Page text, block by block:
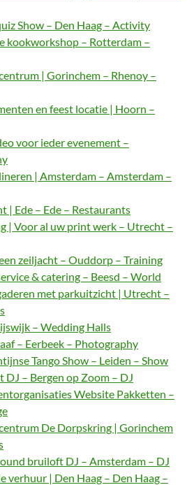
Show – Den Haag – Activity
kookworkshop – Rotterdam –
| Gorinchem – Rhenoy –
en feest locatie | Hoorn –
voor ieder evenement –
| Amsterdam – Amsterdam –
| Ede – Ede – Restaurants
| Voor al uw print werk – Utrecht –
zeiljacht – Ouddorp – Training
& catering – Beesd – World
met parkuitzicht | Utrecht –
– Wedding Halls
– Eerbeek – Photography
Tango Show – Leiden – Show
– Bergen op Zoom – DJ
Website Pakketten –
De Dorpskring | Gorinchem
bruiloft DJ – Amsterdam – DJ
verhuur | Den Haag – Den Haag –